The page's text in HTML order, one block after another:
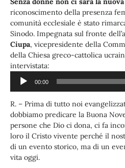
riconoscimento della presenza
comunità ecclesiale è stato
Sinodo. Impegnata sul fronte
Ciupa, vicepresidente della
della Chiesa greco-cattolica
intervistata:
00:00
R. – Prima di tutto noi
dobbiamo predicare la Buona
persone che Dio ci dona, ci fa
loro il Cristo vivente perché il
di un evento storico, ma di un
vita oggi.